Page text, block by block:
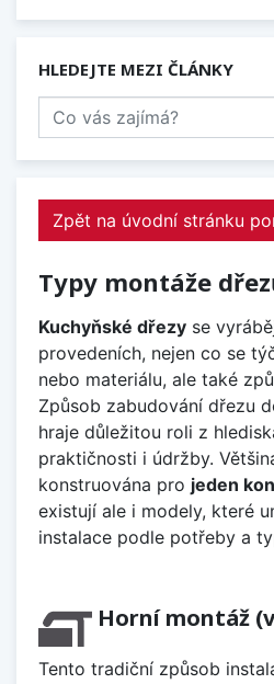
HLEDEJTE MEZI ČLÁNKY
Zpět na úvodní stránku
Typy montáže
Kuchyňské dřezy se
provedeních, nejen co se
nebo materiálu, ale také
Způsob zabudování dřezu
hraje důležitou roli z
praktičnosti i údržby.
konstruována pro jeden
existují ale i modely, které
instalace podle potřeby a
Horní montáž
Tento tradiční způsob